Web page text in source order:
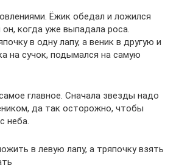
Ёжик обедал и ложился
когда уже выпадала роса.
в одну лапу, а веник в другую и
на сучок, подымался на самую
главное. Сначала звезды надо
да так осторожно, чтобы
неба.
в левую лапу, а тряпочку взять